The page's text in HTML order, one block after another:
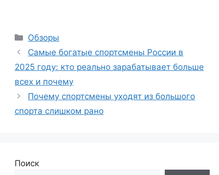
Рубрики
Обзоры
Самые богатые спортсмены России в
2025 году: кто реально зарабатывает больше
всех и почему
Почему спортсмены уходят из большого
спорта слишком рано
Поиск